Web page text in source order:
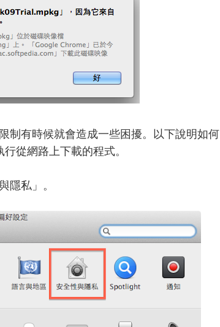
制有時候就會造成一些困擾。以下說明如何
從網路上下載的程式。
隱私」。